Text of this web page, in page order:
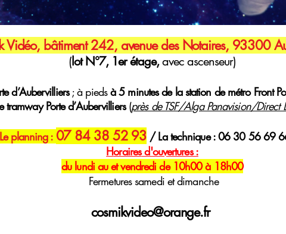
Vidéo, bâtiment 242, avenue des Notaires, 93300
(lot N°7, 1er étage,avec ascenseur)
d’Aubervilliers; à piedsà 5 minutes de la station de métro Front
tramway Porte d’Aubervilliers(près de TSF/Alga Panavision/Direct
Le planning : 07 84 38 52 93 / La technique : 06 30 56 69
Horairesd'ouvertures :
du lundi au et vendredi de 10h00 à 18h00
Fermetures samedi et dimanche
cosmikvideo@orange.fr